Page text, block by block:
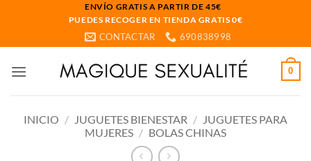
ENVÍO GRATIS A PARTIR DE 45€
PUEDES RECOGER EN TIENDA GRATIS 0€
CONTACTAR 690838998
0
INICIO / JUGUETES BIENESTAR / JUGUETES PARA
MUJERES / BOLAS CHINAS